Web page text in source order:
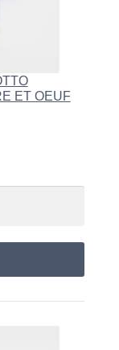
ET OEUF